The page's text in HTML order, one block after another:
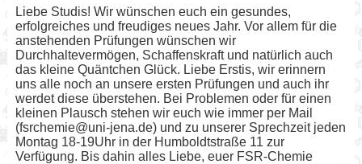
Liebe Studis! Wir wünschen euch ein gesundes,
erfolgreiches und freudiges neues Jahr. Vor allem für die
anstehenden Prüfungen wünschen wir
Durchhaltevermögen, Schaffenskraft und natürlich auch
das kleine Quäntchen Glück. Liebe Erstis, wir erinnern
uns alle noch an unsere ersten Prüfungen und auch ihr
werdet diese überstehen. Bei Problemen oder für einen
kleinen Plausch stehen wir euch wie immer per Mail
(fsrchemie@uni-jena.de) und zu unserer Sprechzeit jeden
Montag 18-19Uhr in der Humboldtstraße 11 zur
Verfügung. Bis dahin alles Liebe, euer FSR-Chemie